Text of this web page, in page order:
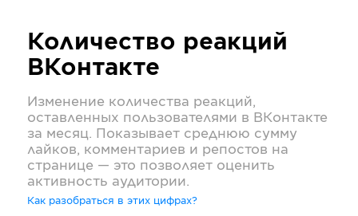
Количество реакций
ВКонтакте
Изменение количества реакций,
оставленных пользователями в ВКонтакте
за месяц. Показывает среднюю сумму
лайков, комментариев и репостов на
странице — это позволяет оценить
активность аудитории.
Как разобраться в этих цифрах?